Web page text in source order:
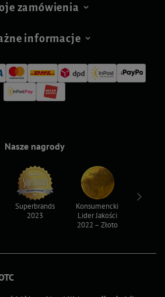
zamówienia
informacje
Nasze nagrody
Superbrands
2023
Konsumencki
Lider Jakości
2022 – Złoto